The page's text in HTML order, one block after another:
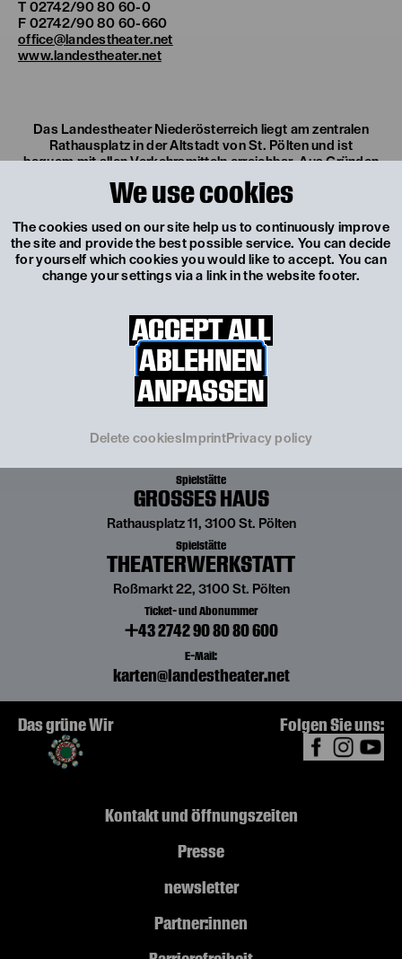
We use cookies
The cookies used on our site help us to continuously improve
the site and provide the best possible service. You can decide
for yourself which cookies you would like to accept. You can
change your settings via a link in the website footer.
ACCEPT ALL
ABLEHNEN
ANPASSEN
Delete cookies Imprint Privacy policy
T 02742/90 80 60-0
F 02742/90 80 60-660
office@landestheater.net
www.landestheater.net
Das Landestheater Niederösterreich liegt am zentralen
Rathausplatz in der Altstadt von St. Pölten und ist
bequem mit allen Verkehrsmitteln erreichbar. Aus Gründen
der Nachhaltigkeit empfehlen wir eine öffentliche Anreise.
PER BAHN
MIT DEM BUS
MIT DEM AUTO
Spielstätte
GROSSES HAUS
Rathausplatz 11, 3100 St. Pölten
Spielstätte
THEATERWERKSTATT
Roßmarkt 22, 3100 St. Pölten
Ticket- und Abonummer
+43 2742 90 80 80 600
E-Mail:
karten@landestheater.net
Das grüne Wir Folgen Sie uns:
Kontakt und Öffnungszeiten
Presse
newsletter
Partner:innen